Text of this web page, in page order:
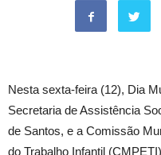
Nesta sexta-feira (12), Dia
Secretaria de Assistência
de Santos, e a Comissão
do Trabalho Infantil